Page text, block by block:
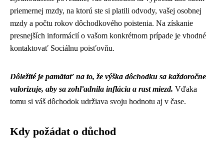
priemernej mzdy, na ktorú ste si platili odvody, vašej osobnej
mzdy a počtu rokov dôchodkového poistenia. Na získanie
presnejších informácií o vašom konkrétnom prípade je vhodné
kontaktovať Sociálnu poisťovňu.
Dôležité je pamätať na to, že výška dôchodku sa každoročne
valorizuje, aby sa zohľadnila inflácia a rast miezd. Vďaka
tomu si váš dôchodok udržiava svoju hodnotu aj v čase.
Kdy požádat o důchod